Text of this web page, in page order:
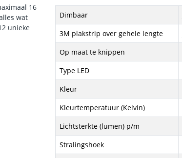
16
wat
unieke
Dimbaar
3M plakstrip over gehele lengte
Op maat te knippen
Type LED
Kleur
Kleurtemperatuur (Kelvin)
Lichtsterkte (lumen) p/m
Stralingshoek